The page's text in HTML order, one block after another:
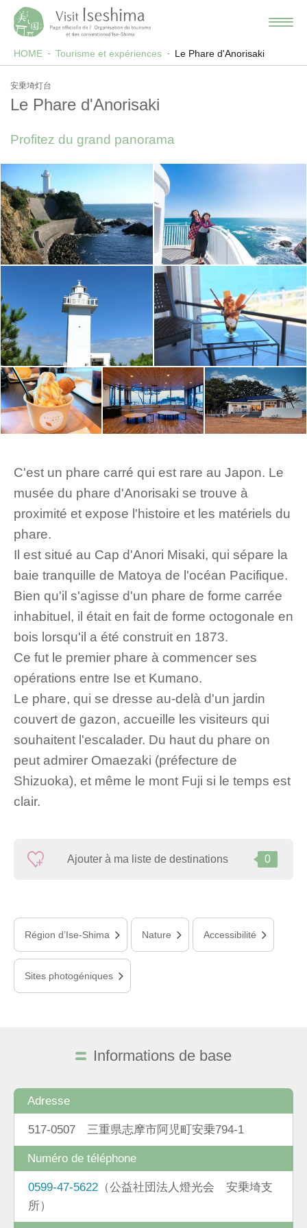
HOME Tourisme et expériences Le Phare d'Anorisaki
安乗埼灯台
Le Phare d'Anorisaki
Profitez du grand panorama
C'est un phare carré qui est rare au Japon. Le
musée du phare d'Anorisaki se trouve à
proximité et expose l'histoire et les matériels du
phare.
Il est situé au Cap d'Anori Misaki, qui sépare la
baie tranquille de Matoya de l'océan Pacifique.
Bien qu'il s'agisse d'un phare de forme carrée
inhabituel, il était en fait de forme octogonale en
bois lorsqu'il a été construit en 1873.
Ce fut le premier phare à commencer ses
opérations entre Ise et Kumano.
Le phare, qui se dresse au-delà d'un jardin
couvert de gazon, accueille les visiteurs qui
souhaitent l'escalader. Du haut du phare on
peut admirer Omaezaki (préfecture de
Shizuoka), et même le mont Fuji si le temps est
clair.
Ajouter à ma liste de destinations 0
Région d’Ise-Shima Nature Accessibilité
Sites photogéniques
Informations de base
Adresse
517-0507 三重県志摩市阿児町安乗794-1
Numéro de téléphone
0599-47-5622 （公益社団法人燈光会 安乗埼支
所）